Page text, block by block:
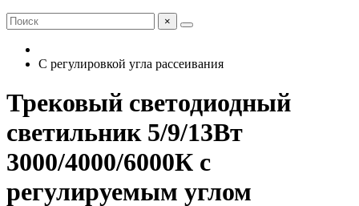
×
С регулировкой угла рассеивания
Трековый светодиодный
светильник 5/9/13Вт
3000/4000/6000К с
регулируемым углом